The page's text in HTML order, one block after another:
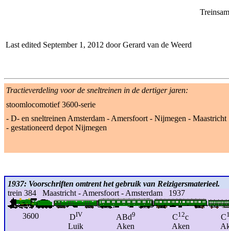
Last edited September 1, 2012 door Gerard van de Weerd
Tractieverdeling voor de sneltreinen in de dertiger jaren:
stoomlocomotief 3600-serie
- D- en sneltreinen Amsterdam - Amersfoort - Nijmegen - Maastricht
- gestationeerd depot Nijmegen
1937: Voorschriften omtrent het gebruik van Reizigersmaterieel.
trein 384 Maastricht - Amersfoort - Amsterdam 1937
3600 DIV ABd9 C12c C
Luik Aken Aken